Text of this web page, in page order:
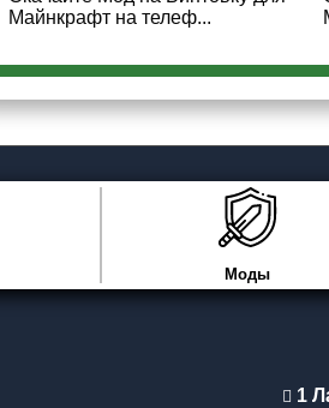
Майнкрафт на телеф...
Моды
1